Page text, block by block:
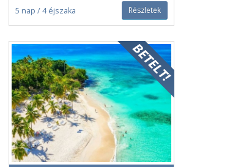
5 nap / 4 éjszaka Részletek